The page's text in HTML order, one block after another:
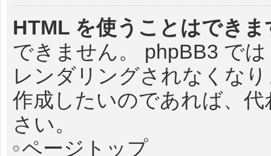
HTML を使うことはできま
できません。 phpBB3 で
レンダリングされなくな
作成したいのであれば、
さい。
ページトップ